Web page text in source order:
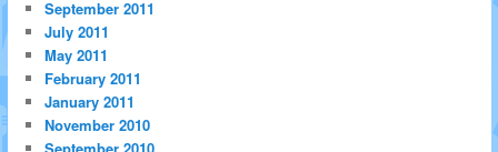
September 2011
July 2011
May 2011
February 2011
January 2011
November 2010